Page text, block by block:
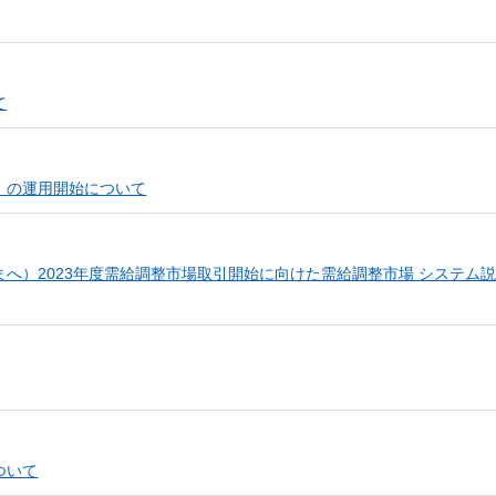
の運用開始について
へ）2023年度需給調整市場取引開始に向けた需給調整市場 システム
いて